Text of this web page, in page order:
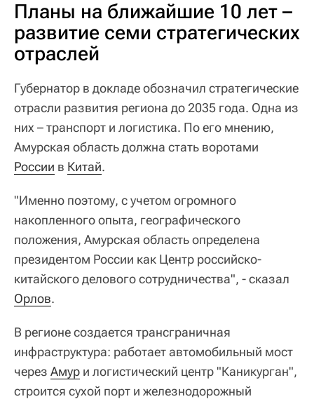
Планы на ближайшие 10 лет –
развитие семи стратегических
отраслей
Губернатор в докладе обозначил стратегические
отрасли развития региона до 2035 года. Одна из
них – транспорт и логистика. По его мнению,
Амурская область должна стать воротами
России в Китай.
"Именно поэтому, с учетом огромного
накопленного опыта, географического
положения, Амурская область определена
президентом России как Центр российско-
китайского делового сотрудничества", - сказал
Орлов.
В регионе создается трансграничная
инфраструктура: работает автомобильный мост
через Амур и логистический центр "Каникурган",
строится сухой порт и железнодорожный